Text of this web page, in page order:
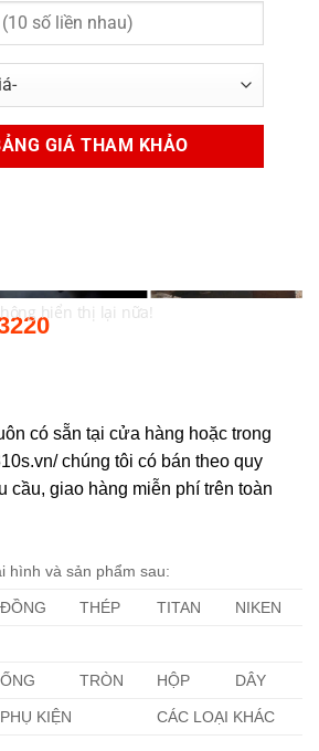
có sẵn tại cửa hàng hoặc trong
chúng tôi có bán theo quy
cầu, giao hàng miễn phí trên toàn
hình và sản phẩm sau:
ĐỒNG THÉP TITAN NIKEN
ỐNG TRÒN HỘP DÂY
PHỤ KIỆN CÁC LOẠI KHÁC
hiển thị lại nữa!